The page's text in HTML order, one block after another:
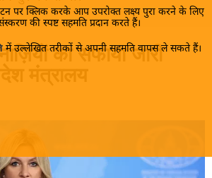
पर क्लिक करके आप उपरोक्त लक्ष्य पुरा करने के लिए
की स्पष्ट सहमति प्रदान करते हैं।
में उल्लेखित तरीकों से अपनी सहमति वापस ले सकते हैं।
का सफाया जारी
मंत्रालय